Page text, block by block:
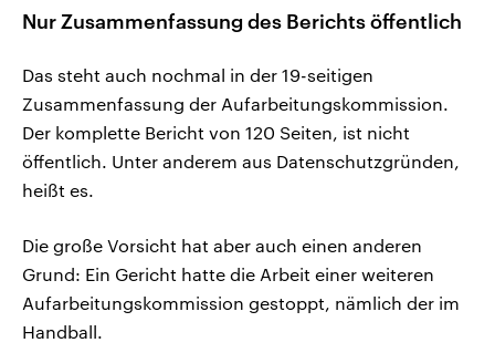
Nur Zusammenfassung des Berichts öffentlich
Das steht auch nochmal in der 19-seitigen
Zusammenfassung der Aufarbeitungskommission.
Der komplette Bericht von 120 Seiten, ist nicht
öffentlich. Unter anderem aus Datenschutzgründen,
heißt es.
Die große Vorsicht hat aber auch einen anderen
Grund: Ein Gericht hatte die Arbeit einer weiteren
Aufarbeitungskommission gestoppt, nämlich der im
Handball.